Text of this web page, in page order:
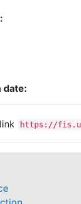
date:
https://